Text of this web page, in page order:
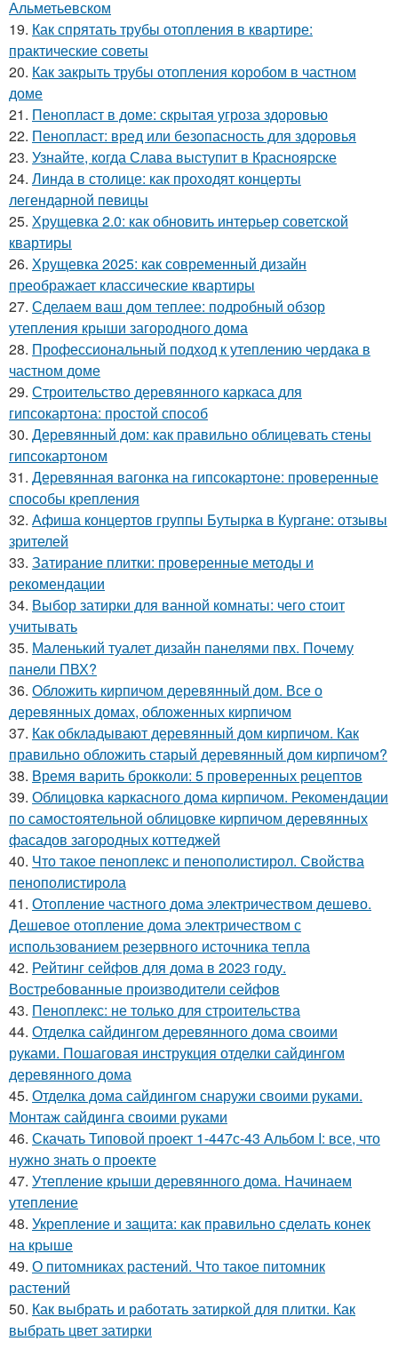
Альметьевском
19. Как спрятать трубы отопления в квартире:
практические советы
20. Как закрыть трубы отопления коробом в частном
доме
21. Пенопласт в доме: скрытая угроза здоровью
22. Пенопласт: вред или безопасность для здоровья
23. Узнайте, когда Слава выступит в Красноярске
24. Линда в столице: как проходят концерты
легендарной певицы
25. Хрущевка 2.0: как обновить интерьер советской
квартиры
26. Хрущевка 2025: как современный дизайн
преображает классические квартиры
27. Сделаем ваш дом теплее: подробный обзор
утепления крыши загородного дома
28. Профессиональный подход к утеплению чердака в
частном доме
29. Строительство деревянного каркаса для
гипсокартона: простой способ
30. Деревянный дом: как правильно облицевать стены
гипсокартоном
31. Деревянная вагонка на гипсокартоне: проверенные
способы крепления
32. Афиша концертов группы Бутырка в Кургане: отзывы
зрителей
33. Затирание плитки: проверенные методы и
рекомендации
34. Выбор затирки для ванной комнаты: чего стоит
учитывать
35. Маленький туалет дизайн панелями пвх. Почему
панели ПВХ?
36. Обложить кирпичом деревянный дом. Все о
деревянных домах, обложенных кирпичом
37. Как обкладывают деревянный дом кирпичом. Как
правильно обложить старый деревянный дом кирпичом?
38. Время варить брокколи: 5 проверенных рецептов
39. Облицовка каркасного дома кирпичом. Рекомендации
по самостоятельной облицовке кирпичом деревянных
фасадов загородных коттеджей
40. Что такое пеноплекс и пенополистирол. Свойства
пенополистирола
41. Отопление частного дома электричеством дешево.
Дешевое отопление дома электричеством с
использованием резервного источника тепла
42. Рейтинг сейфов для дома в 2023 году.
Востребованные производители сейфов
43. Пеноплекс: не только для строительства
44. Отделка сайдингом деревянного дома своими
руками. Пошаговая инструкция отделки сайдингом
деревянного дома
45. Отделка дома сайдингом снаружи своими руками.
Монтаж сайдинга своими руками
46. Скачать Типовой проект 1-447с-43 Альбом I: все, что
нужно знать о проекте
47. Утепление крыши деревянного дома. Начинаем
утепление
48. Укрепление и защита: как правильно сделать конек
на крыше
49. О питомниках растений. Что такое питомник
растений
50. Как выбрать и работать затиркой для плитки. Как
выбрать цвет затирки